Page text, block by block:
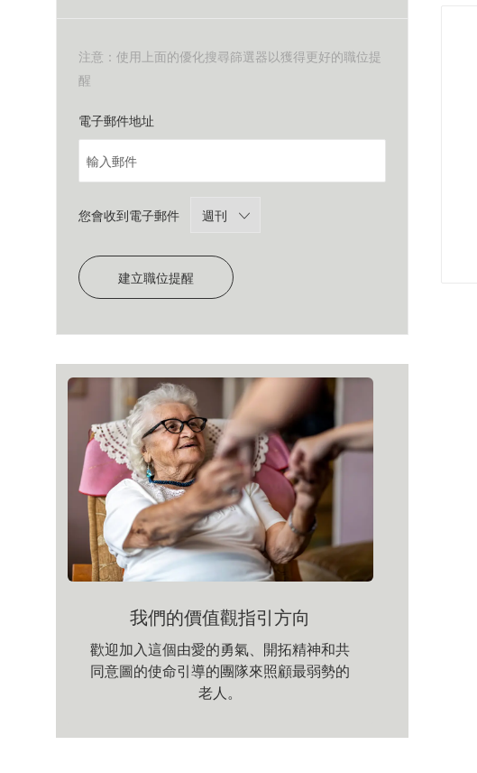
注意：使用上面的優化搜尋篩選器以獲得更好的職位提
醒
電子郵件地址
您會收到電子郵件Required
建立職位提醒
我們的價值觀指引方向
歡迎加入這個由愛的勇氣、開拓精神和共
同意圖的使命引導的團隊來照顧最弱勢的
老人。